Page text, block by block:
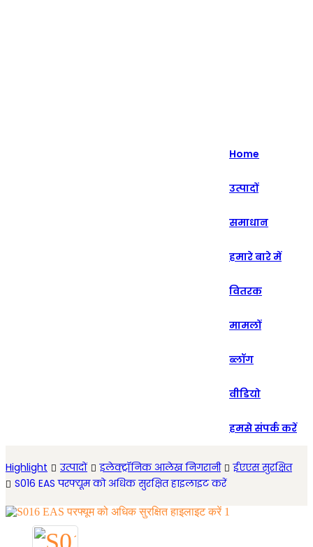
русский
Home
उत्पादों
समाधान
हमारे बारे में
वितरक
मामलों
ब्लॉग
वीडियो
हमसे संपर्क करें
Highlight उत्पादों इलेक्ट्रॉनिक आलेख निगरानी
ईएएस सुरक्षित
S016 EAS परफ्यूम को अधिक सुरक्षित हाइलाइट करें